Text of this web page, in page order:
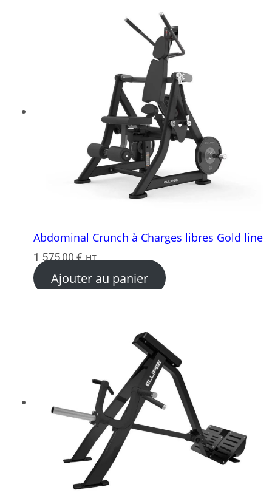
Abdominal Crunch à Charges libres Gold line
1 575,00€ HT
Ajouter au panier